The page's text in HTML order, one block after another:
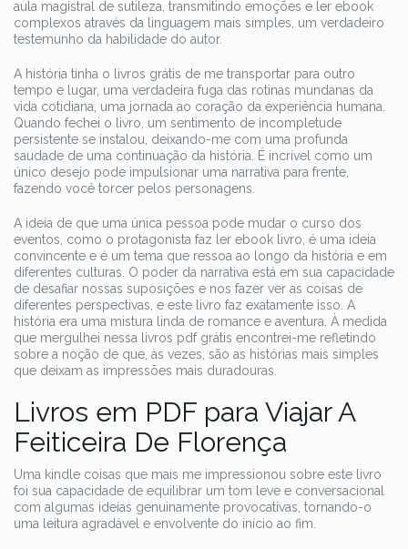
aula magistral de sutileza, transmitindo emoções e ler ebook
complexos através da linguagem mais simples, um verdadeiro
testemunho da habilidade do autor.
A história tinha o livros grátis de me transportar para outro
tempo e lugar, uma verdadeira fuga das rotinas mundanas da
vida cotidiana, uma jornada ao coração da experiência humana.
Quando fechei o livro, um sentimento de incompletude
persistente se instalou, deixando-me com uma profunda
saudade de uma continuação da história. É incrível como um
único desejo pode impulsionar uma narrativa para frente,
fazendo você torcer pelos personagens.
A ideia de que uma única pessoa pode mudar o curso dos
eventos, como o protagonista faz ler ebook livro, é uma ideia
convincente e é um tema que ressoa ao longo da história e em
diferentes culturas. O poder da narrativa está em sua capacidade
de desafiar nossas suposições e nos fazer ver as coisas de
diferentes perspectivas, e este livro faz exatamente isso. A
história era uma mistura linda de romance e aventura. À medida
que mergulhei nessa livros pdf grátis encontrei-me refletindo
sobre a noção de que, às vezes, são as histórias mais simples
que deixam as impressões mais duradouras.
Livros em PDF para Viajar A
Feiticeira De Florença
Uma kindle coisas que mais me impressionou sobre este livro
foi sua capacidade de equilibrar um tom leve e conversacional
com algumas ideias genuinamente provocativas, tornando-o
uma leitura agradável e envolvente do início ao fim.